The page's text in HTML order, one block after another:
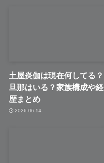
土屋炎伽は現在何してる？
旦那はいる？家族構成や経
歴まとめ
2026-06-14